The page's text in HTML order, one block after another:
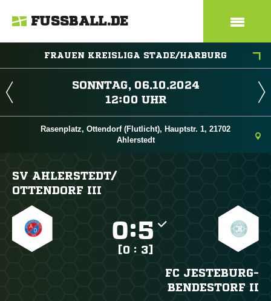
FUSSBALL.DE
FRAUEN KREISLIGA STADE/HARBURG
 
 
Rasenplatz, Ottendorf (Flutlicht), Hauptstr. 1, 21702
Ahlerstedt
SV AHLERSTEDT/​
OTTENDORF III
:
[0 : 3]
FC JESTEBURG-
BENDESTORF II